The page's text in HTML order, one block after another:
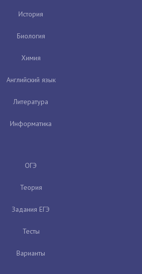
История
Биология
Химия
Английский язык
Литература
Информатика
ОГЭ
Теория
Задания ЕГЭ
Тесты
Варианты